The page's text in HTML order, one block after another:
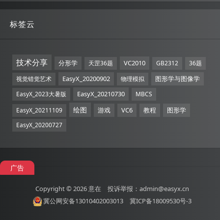
标签云
技术分享 分形学 天罡36题 VC2010 GB2312
36题
视觉错觉艺术
EasyX_20200902 物理模拟 图形学与图像学
EasyX_2023大暑版 EasyX_20210730
MBCS
EasyX_20211109
绘图 游戏 VC6 教程 图形学
EasyX_20200727
广告
Copyright © 2026意在 投诉举报：admin@easyx.cn
冀公网安备13010402003013
冀ICP备18009530号-3